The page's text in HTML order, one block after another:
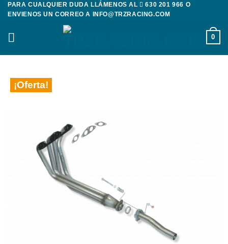
Saltar
contenido
PARA CUALQUIER DUDA LLÁMENOS AL 630 201 966 O
ENVIENOS UN CORREO A
INFO@TRZRACING.COM
0
¡Oferta!